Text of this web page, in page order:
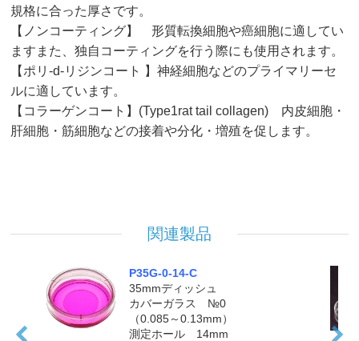
規格に合った厚さです。
【ノンコーティング】 形質転換細胞や癌細胞に適してい
ますまた、独自コーティングを行う際にも使用されます。
【ポリ-d-リジンコート 】神経細胞などのプライマリーセ
ルに適しています。
【コラーゲンコート】(Type1rat tail collagen) 内皮細胞・
肝細胞・筋細胞などの接着や分化・増殖を促します。
関連製品
P35G-0-14-C
35mmディッシュ
カバーガラス №0
（0.085～0.13mm）
測定ホール 14mm
35mmディッシュ
カバーガラス №1.5